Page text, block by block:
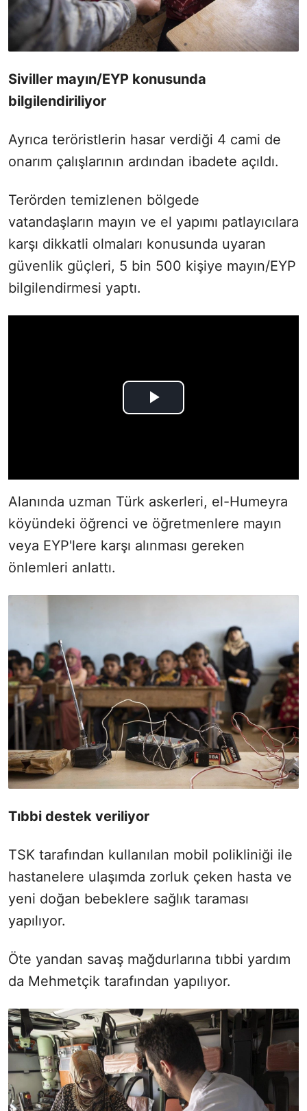
Siviller mayın/EYP konusunda
bilgilendiriliyor
Ayrıca teröristlerin hasar verdiği 4 cami de
onarım çalışlarının ardından ibadete açıldı.
Terörden temizlenen bölgede
vatandaşların mayın ve el yapımı patlayıcılara
karşı dikkatli olmaları konusunda uyaran
güvenlik güçleri, 5 bin 500 kişiye mayın/EYP
bilgilendirmesi yaptı.
Alanında uzman Türk askerleri, el-Humeyra
köyündeki öğrenci ve öğretmenlere mayın
veya EYP'lere karşı alınması gereken
önlemleri anlattı.
Tıbbi destek veriliyor
TSK tarafından kullanılan mobil polikliniği ile
hastanelere ulaşımda zorluk çeken hasta ve
yeni doğan bebeklere sağlık taraması
yapılıyor.
Öte yandan savaş mağdurlarına tıbbi yardım
da Mehmetçik tarafından yapılıyor.